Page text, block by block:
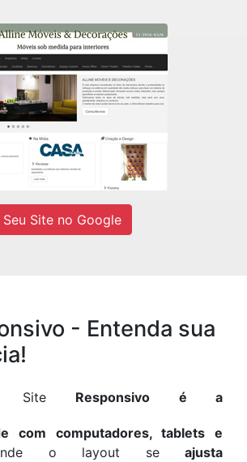
Alline Móveis
de móveis sob medidas e
residencial e comercial.
Ver site
Seu Site no Google
- Entenda sua
Site Responsivo é a
com computadores, tablets e
o layout se ajusta